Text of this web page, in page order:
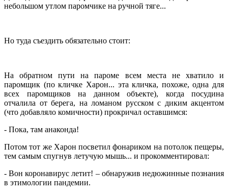
небольшом утлом паромчике на ручной тяге...
Но туда съездить обязательно стоит:
На обратном пути на пароме всем места не хватило и
паромщик (по кличке Харон... эта кличка, похоже, одна для
всех паромщиков на данном объекте), когда посудина
отчалила от берега, на ломаном русском с диким акцентом
(что добавляло комичности) прокричал оставшимся:
- Пока, там анаконда!
Потом тот же Харон посветил фонариком на потолок пещеры,
тем самым спугнув летучую мышь... и прокомментировал:
- Вон коронавирус летит! – обнаружив недюжинные познания
в этимологии пандемии.